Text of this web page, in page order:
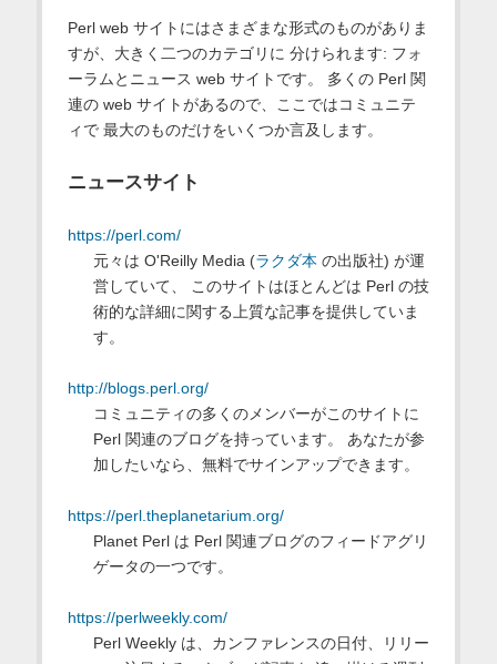
Perl web サイトにはさまざまな形式のものがありま
すが、大きく二つのカテゴリに 分けられます: フォ
ーラムとニュース web サイトです。 多くの Perl 関
連の web サイトがあるので、ここではコミュニテ
ィで 最大のものだけをいくつか言及します。
ニュースサイト
https://perl.com/
元々は O'Reilly Media (ラクダ本 の出版社) が運
営していて、 このサイトはほとんどは Perl の技
術的な詳細に関する上質な記事を提供していま
す。
http://blogs.perl.org/
コミュニティの多くのメンバーがこのサイトに
Perl 関連のブログを持っています。 あなたが参
加したいなら、無料でサインアップできます。
https://perl.theplanetarium.org/
Planet Perl は Perl 関連ブログのフィードアグリ
ゲータの一つです。
https://perlweekly.com/
Perl Weekly は、カンファレンスの日付、リリー